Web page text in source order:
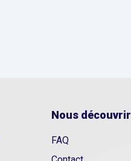
Nous découvrir
FAQ